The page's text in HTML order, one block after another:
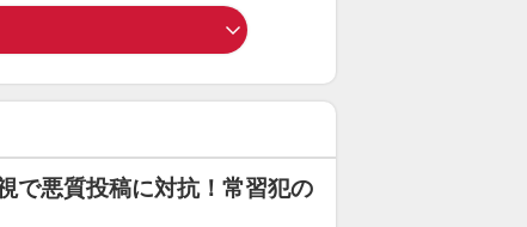
で悪質投稿に対抗！常習犯の